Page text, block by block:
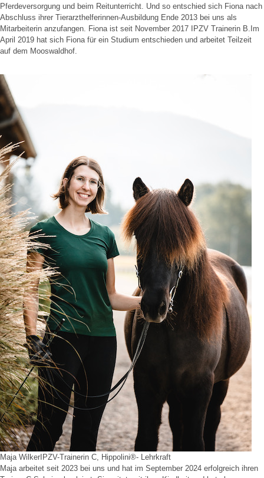
Pferdeversorgung und beim Reitunterricht. Und so entschied sich Fiona nach
Abschluss ihrer Tierarzthelferinnen-Ausbildung Ende 2013 bei uns als
Mitarbeiterin anzufangen. Fiona ist seit November 2017 IPZV Trainerin B.Im
April 2019 hat sich Fiona für ein Studium entschieden und arbeitet Teilzeit
auf dem Mooswaldhof.
Maja Wilker IPZV-Trainerin C, Hippolini®- Lehrkraft
Maja arbeitet seit 2023 bei uns und hat im September 2024 erfolgreich ihren